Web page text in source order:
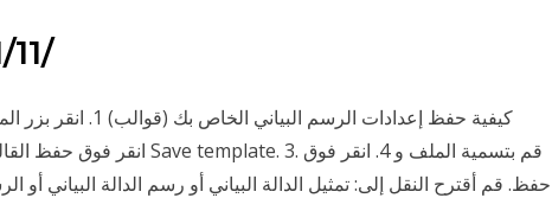
28‏‏/11‏‏/1441 بعد الهجرة
كيفية حفظ إعدادات
حفظ. قم أقترح النقل إلى: تمثيل الدالة البياني أو رسم الدالة البياني أو